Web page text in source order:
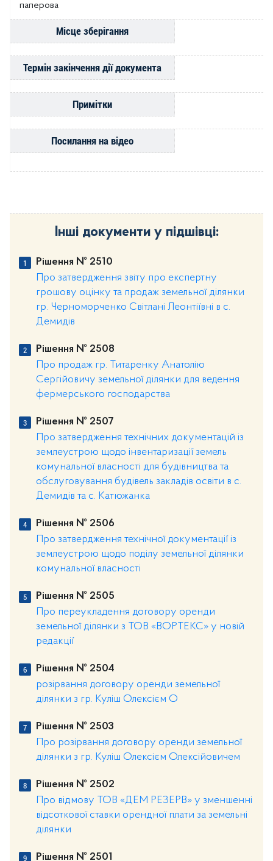
паперова
Місце зберігання
Термін закінчення дії документа
Примітки
Посилання на відео
Інші документи у підшівці:
Рішення № 2510
Про затвердження звіту про експертну
грошову оцінку та продаж земельної ділянки
гр. Черноморченко Світлані Леонтіївні в с.
Демидів
Рішення № 2508
Про продаж гр. Титаренку Анатолію
Сергійовичу земельної ділянки для ведення
фермерського господарства
Рішення № 2507
Про затвердження технічних документацій із
землеустрою щодо інвентаризації земель
комунальної власності для будівництва та
обслуговування будівель закладів освіти в с.
Демидів та с. Катюжанка
Рішення № 2506
Про затвердження технічної документації із
землеустрою щодо поділу земельної ділянки
комунальної власності
Рішення № 2505
Про переукладення договору оренди
земельної ділянки з ТОВ «ВОРТЕКС» у новій
редакції
Рішення № 2504
розірвання договору оренди земельної
ділянки з гр. Куліш Олексієм О
Рішення № 2503
Про розірвання договору оренди земельної
ділянки з гр. Куліш Олексієм Олексійовичем
Рішення № 2502
Про відмову ТОВ «ДЕМ РЕЗЕРВ» у зменшенні
відсоткової ставки орендної плати за земельні
ділянки
Рішення № 2501